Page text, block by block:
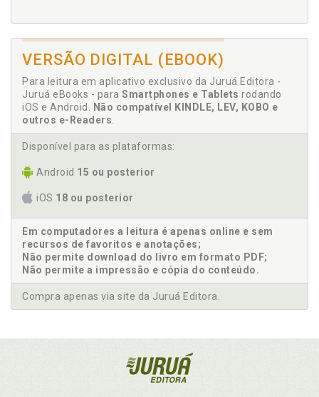
VERSÃO DIGITAL (EBOOK)
Para leitura em aplicativo exclusivo da Juruá Editora -
Juruá eBooks - para Smartphones e Tablets rodando
iOS e Android.
Não compatível KINDLE, LEV, KOBO e
outros e-Readers
Disponível para as plataformas:
Android 15 ou posterior
iOS 18 ou posterior
Em computadores a leitura é apenas online e sem
recursos de favoritos e anotações;
Não permite download do livro em formato PDF;
Não permite a impressão e cópia do conteúdo.
Compra apenas via site da Juruá Editora.